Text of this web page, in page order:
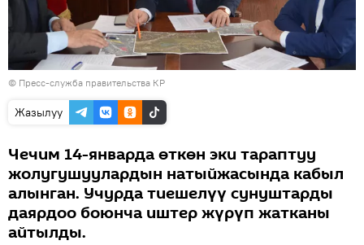
© Пресс-служба правительства КР
Жазылуу
Чечим 14-январда өткөн эки тараптуу
жолугушуулардын натыйжасында кабыл
алынган. Учурда тиешелүү сунуштарды
даярдоо боюнча иштер жүрүп жатканы
айтылды.